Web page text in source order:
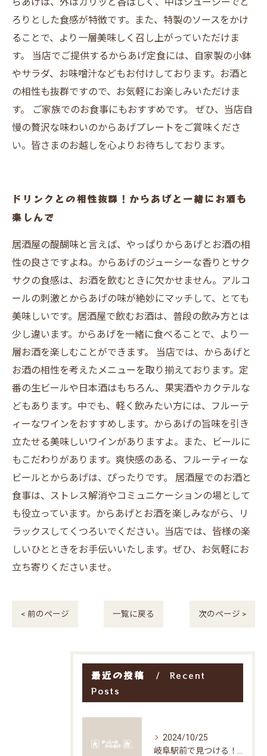
ろりとした食感が特徴です。また、特製のソースをかけ
ることで、より一層美味しく召し上がっていただけま
す。 当店でご提供するからあげ定食には、自家製の小鉢
やサラダ、お味噌汁などもお付けしております。お酒と
の相性も抜群ですので、お気軽にお楽しみいただけま
す。 ご家族でのお食事にもおすすめです。 ぜひ、当店自
慢の贅沢な味わいのからあげプレートをご賞味くださ
い。皆さまのお越しを心よりお待ちしております。
ドリンクとの相性抜群！からあげと一緒にお酒も
楽しんで
居酒屋の醍醐味と言えば、やっぱりからあげとお酒の相
性の良さですよね。からあげのジューシーな香りとサク
サクの食感は、お酒を飲むときに欠かせません。アルコ
ールの刺激とからあげの味が絶妙にマッチして、とても
美味しいです。居酒屋で飲むお酒は、普段の飲み方とは
少し違います。からあげを一緒に食べることで、より一
層お酒を楽しむことができます。 当店では、からあげと
お酒の相性を考えたメニューを取り揃えております。定
番の生ビールや日本酒はもちろん、果実酒やカクテルな
どもあります。中でも、軽く飲みたい方には、フルーテ
ィーなワインをおすすめします。からあげの旨味を引き
立たせる美味しいワインがありますよ。また、ビールに
もこだわりがあります。爽快感のある、フルーティーな
ビールとからあげは、ぴったりです。 居酒屋でのお酒と
食事は、ストレス解消やコミュニケーションの場として
も役立っています。からあげとお酒を楽しみながら、リ
ラックスしてくつろいでください。当店では、皆様の楽
しいひとときをお手伝いいたします。ぜひ、お気軽にお
立ち寄りくださいませ。
< 前のページ 一覧に戻る 次のページ >
最近の投稿
Recent
Posts
2024/10/25